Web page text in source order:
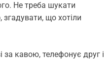
Не треба шукати
що хотіли
за кавою, телефонує друг і